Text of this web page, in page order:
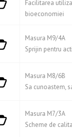
Facilitarea
bioeconomiei
Masura M9/4A
Sprijin pentru
Masura M8/6B
Sa cunoastem,
Masura M7/3A
Scheme de